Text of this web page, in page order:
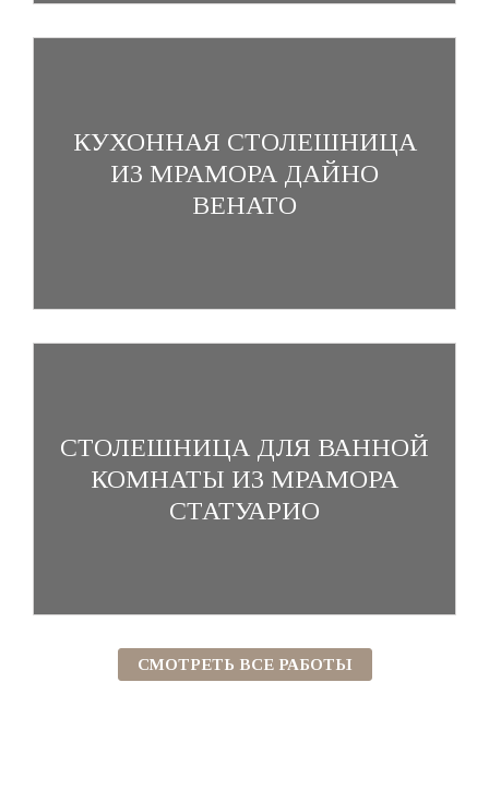
КУХОННАЯ СТОЛЕШНИЦА
ИЗ МРАМОРА ДАЙНО
ВЕНАТО
СТОЛЕШНИЦА ДЛЯ ВАННОЙ
КОМНАТЫ ИЗ МРАМОРА
СТАТУАРИО
СМОТРЕТЬ ВСЕ РАБОТЫ